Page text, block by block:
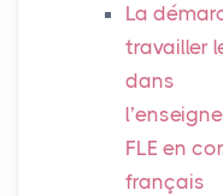
La
travailler
dans
FLE en
français